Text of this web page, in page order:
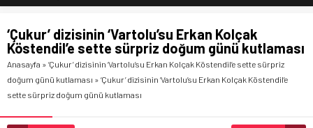
‘Çukur’ dizisinin ‘Vartolu’su Erkan Kolçak
Köstendil’e sette sürpriz doğum günü kutlaması
Anasayfa » ‘Çukur’ dizisinin ‘Vartolu’su Erkan Kolçak Köstendil’e sette sürpriz
doğum günü kutlaması » ‘Çukur’ dizisinin ‘Vartolu’su Erkan Kolçak Köstendil’e
sette sürpriz doğum günü kutlaması